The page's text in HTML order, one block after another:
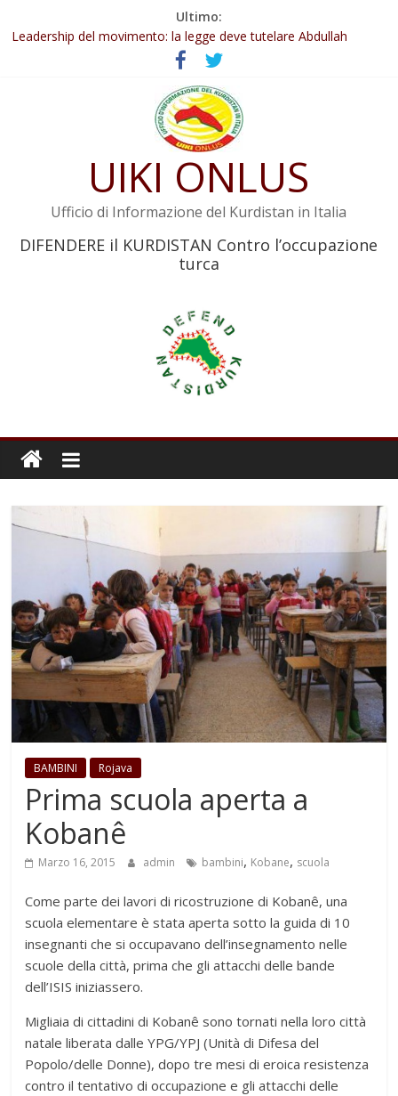
Ultimo:
Leadership del movimento: la legge deve tutelare Abdullah
Commissione donne del KNK: Şengal è di nuovo sotto minaccia
Non tenere conto della situazione di Rêber Apo ostacolerebbe
Il KNK chiede un’azione internazionale contro i crimini di guerra
Abdullah Öcalan: Le legge negativa deve essere trasformata in
UIKI ONLUS
Ufficio di Informazione del Kurdistan in Italia
DIFENDERE il KURDISTAN Contro l’occupazione
turca
BAMBINI Rojava
Prima scuola aperta a
Kobanê
Marzo 16, 2015 admin bambini, Kobane, scuola
Come parte dei lavori di ricostruzione di Kobanê, una
scuola elementare è stata aperta sotto la guida di 10
insegnanti che si occupavano dell’insegnamento nelle
scuole della città, prima che gli attacchi delle bande
dell’ISIS iniziassero.
Migliaia di cittadini di Kobanê sono tornati nella loro città
natale liberata dalle YPG/YPJ (Unità di Difesa del
Popolo/delle Donne), dopo tre mesi di eroica resistenza
contro il tentativo di occupazione e gli attacchi delle